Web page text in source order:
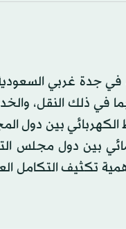
جدة غربي
في ذلك النقل،
بين دول
بين دول مجلس
تكثيف التكامل